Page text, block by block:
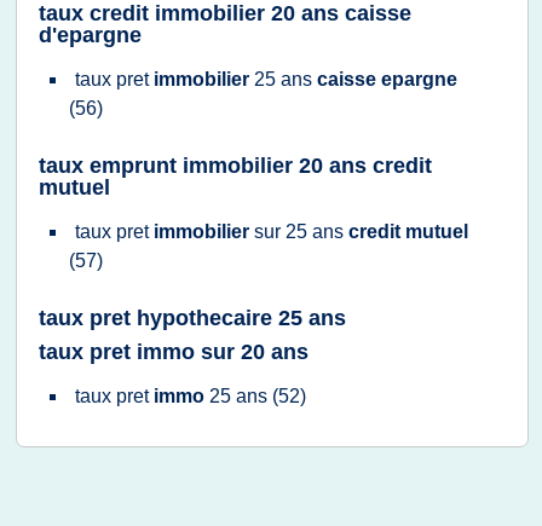
taux credit immobilier 20 ans caisse
d'epargne
taux pret immobilier 25 ans caisse epargne
(56)
taux emprunt immobilier 20 ans credit
mutuel
taux pret immobilier sur 25 ans credit mutuel
(57)
taux pret hypothecaire 25 ans
taux pret immo sur 20 ans
taux pret immo 25 ans (52)